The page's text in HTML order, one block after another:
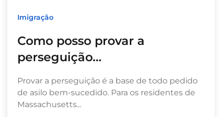
Imigração
Como posso provar a
perseguição...
Provar a perseguição é a base de todo pedido
de asilo bem-sucedido. Para os residentes de
Massachusetts...